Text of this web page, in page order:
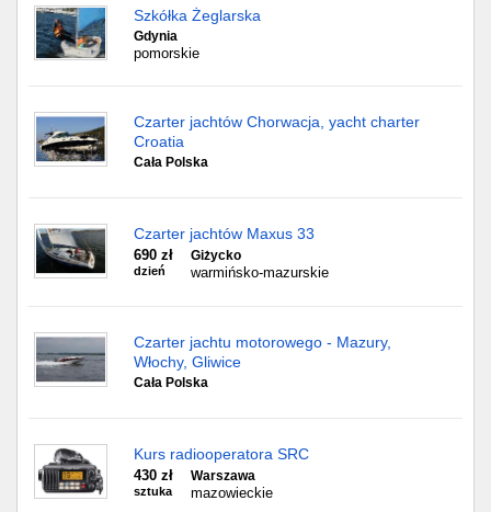
Szkółka Żeglarska
Gdynia
pomorskie
Czarter jachtów Chorwacja, yacht charter
Croatia
Cała Polska
Czarter jachtów Maxus 33
690 zł
dzień
Giżycko
warmińsko-mazurskie
Czarter jachtu motorowego - Mazury,
Włochy, Gliwice
Cała Polska
Kurs radiooperatora SRC
430 zł
sztuka
Warszawa
mazowieckie